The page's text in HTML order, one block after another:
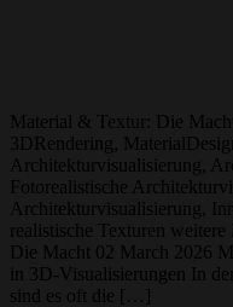
Material & Textur: Die
3DRendering,
Architekturvisualisierung,
Fotorealistische
Architekturvisualisierung,
realistische Texturen
Die Macht 02 March 2026
in 3D-Visualisierungen In
sind es oft die […]